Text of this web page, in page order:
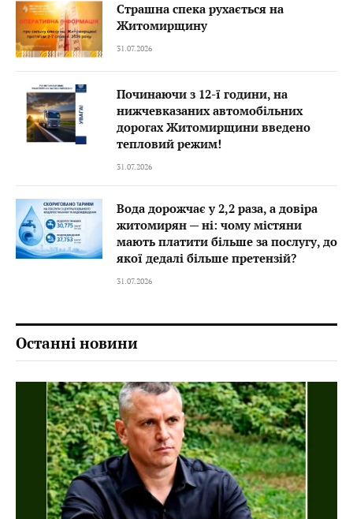
Страшна спека рухається на
Житомирщину
31.07.2026
Починаючи з 12-ї години, на
нижчевказаних автомобільних
дорогах Житомирщини введено
тепловий режим!
31.07.2026
Вода дорожчає у 2,2 раза, а довіра
житомирян — ні: чому містяни
мають платити більше за послугу, до
якої дедалі більше претензій?
31.07.2026
Останні новини